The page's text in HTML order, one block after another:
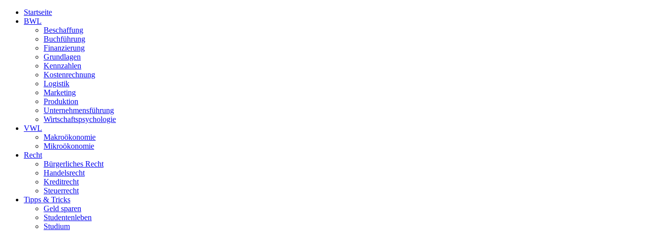
Startseite
BWL
Beschaffung
Buchführung
Finanzierung
Grundlagen
Kennzahlen
Kostenrechnung
Logistik
Marketing
Produktion
Unternehmensführung
Wirtschaftspsychologie
VWL
Makroökonomie
Mikroökonomie
Recht
Bürgerliches Recht
Handelsrecht
Kreditrecht
Steuerrecht
Tipps & Tricks
Geld sparen
Studentenleben
Studium